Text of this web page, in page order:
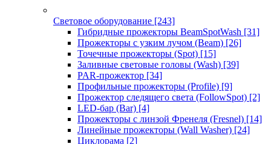
Световое оборудование [243]
Гибридные прожекторы BeamSpotWash [31]
Прожекторы с узким лучом (Beam) [26]
Точечные прожекторы (Spot) [15]
Заливные световые головы (Wash) [39]
PAR-прожектор [34]
Профильные прожекторы (Profile) [9]
Прожектор следящего света (FollowSpot) [2]
LED-бар (Bar) [4]
Прожекторы с линзой Френеля (Fresnel) [14]
Линейные прожекторы (Wall Washer) [24]
Циклорама [2]